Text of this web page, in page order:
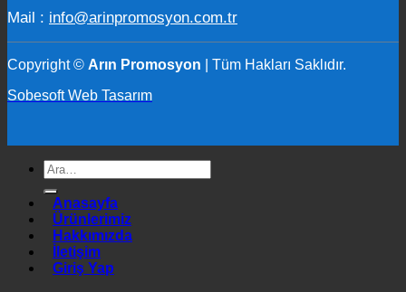
Mail : info@arinpromosyon.com.tr
Copyright © Arın Promosyon
| Tüm Hakları Saklıdır.
Sobesoft Web Tasarım
Ara:
Anasayfa
Ürünlerimiz
Hakkımızda
İletişim
Giriş Yap